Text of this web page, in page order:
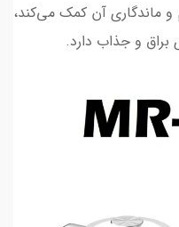
و ماندگاری آن کمک می‌کند،
و جذاب دارد.